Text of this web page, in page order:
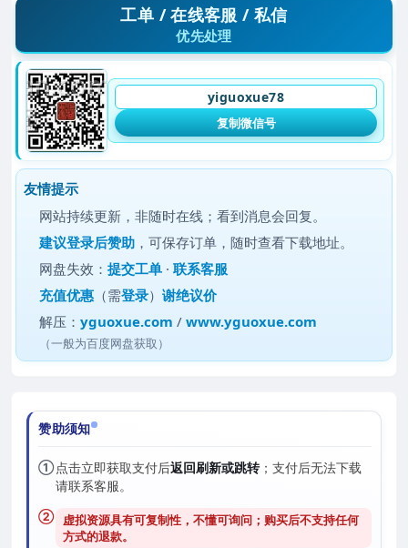
工单 / 在线客服 / 私信
优先处理
yiguoxue78
复制微信号
友情提示
网站持续更新，非随时在线；看到消息会回复。
建议登录后赞助 ，可保存订单，随时查看下载地址。
网盘失效：提交工单 ·联系客服
充值优惠 （需登录）谢绝议价
解压：yguoxue.com /www.yguoxue.com
（一般为百度网盘获取）
赞助须知
①点击立即获取支付后返回刷新或跳转；支付后无法下载
请联系客服。
② 虚拟资源具有可复制性，不懂可询问；购买后不支持任何
方式的退款。